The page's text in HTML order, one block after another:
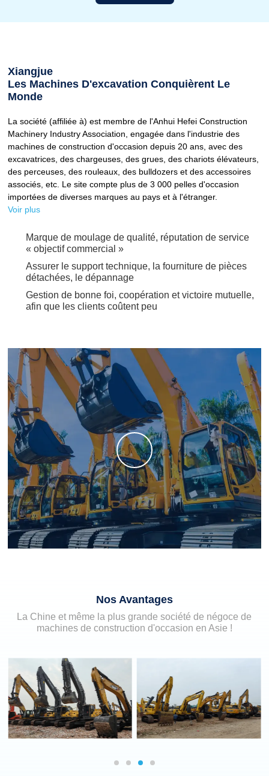
Xiangjue
Les Machines D'excavation Conquièrent Le
Monde
La société (affiliée à) est membre de l'Anhui Hefei Construction
Machinery Industry Association, engagée dans l'industrie des
machines de construction d'occasion depuis 20 ans, avec des
excavatrices, des chargeuses, des grues, des chariots élévateurs,
des perceuses, des rouleaux, des bulldozers et des accessoires
associés, etc. Le site compte plus de 3 000 pelles d'occasion
importées de diverses marques au pays et à l'étranger.
Voir plus
Marque de moulage de qualité, réputation de service
« objectif commercial »
Assurer le support technique, la fourniture de pièces
détachées, le dépannage
Gestion de bonne foi, coopération et victoire mutuelle,
afin que les clients coûtent peu
Nos Avantages
La Chine et même la plus grande société de négoce de
machines de construction d'occasion en Asie !